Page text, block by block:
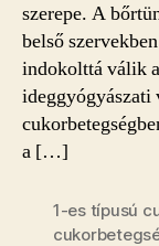
szerepe. A
belső
indokolttá válik a
ideggyógyászati
a […]
1-es típusú